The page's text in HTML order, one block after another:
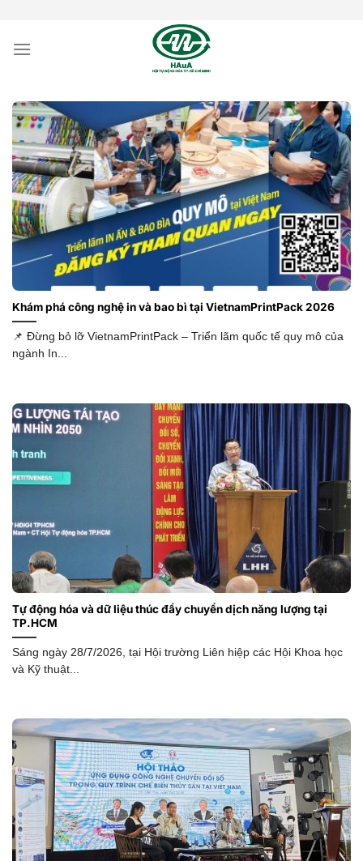
nội
Khám phá công nghệ in và bao bì tại VietnamPrintPack 2026
📌 Đừng bỏ lỡ VietnamPrintPack – Triển lãm quốc tế quy mô của
ngành In...
Tự động hóa và dữ liệu thúc đẩy chuyển dịch năng lượng tại
TP.HCM
Sáng ngày 28/7/2026, tại Hội trường Liên hiệp các Hội Khoa học
và Kỹ thuật...